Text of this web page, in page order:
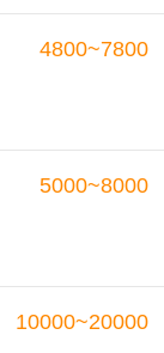
4800~7800
5000~8000
10000~20000